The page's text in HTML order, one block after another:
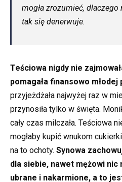
mogła zrozumieć,
tak się denerwuje.
Teściowa nigdy nie
pomagała finansowo młodej
przyjeżdżała najwyżej raz w
przynosiła tylko w święta.
cały czas milczała. Teściowa
mogłaby kupić wnukom
na to ochoty. Synowa
dla siebie, nawet mężowi nic
ubrane i nakarmione, a to